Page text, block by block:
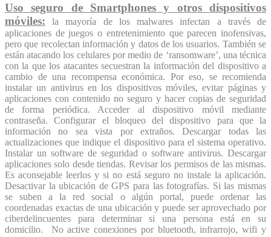
Uso seguro de Smartphones y otros dispositivos
móviles: la mayoría de los malwares infectan a través de
aplicaciones de juegos o entretenimiento que parecen inofensivas,
pero que recolectan información y datos de los usuarios. También se
están atacando los celulares por medio de ‘ransomware’, una técnica
con la que los atacantes secuestran la información del dispositivo a
cambio de una recompensa económica. Por eso, se recomienda
instalar un antivirus en los dispositivos móviles, evitar páginas y
aplicaciones con contenido no seguro y hacer copias de seguridad
de forma periódica. Acceder al dispositivo móvil mediante
contraseña. Configurar el bloqueo del dispositivo para que la
información no sea vista por extraños. Descargar todas las
actualizaciones que indique el dispositivo para el sistema operativo.
Instalar un software de seguridad o software antivirus. Descargar
aplicaciones solo desde tiendas. Revisar los permisos de las mismas.
Es aconsejable leerlos y si no está seguro no instale la aplicación.
Desactivar la ubicación de GPS para las fotografías. Si las mismas
se suben a la red social o algún portal, puede ordenar las
coordenadas exactas de una ubicación y puede ser aprovechado por
ciberdelincuentes para determinar si una persona está en su
domicilio. No active conexiones por bluetooth, infrarrojo, wifi y